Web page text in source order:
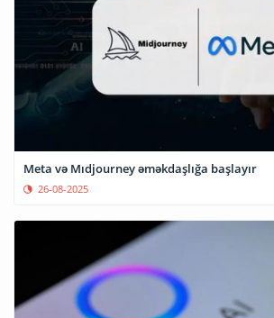
Meta və Mıdjourney əməkdaşlığa başlayır
26-08-2025